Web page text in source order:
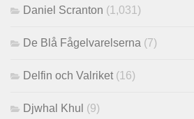
Daniel Scranton (1,031)
De Blå Fågelvarelserna (7)
Delfin och Valriket (16)
Djwhal Khul (9)